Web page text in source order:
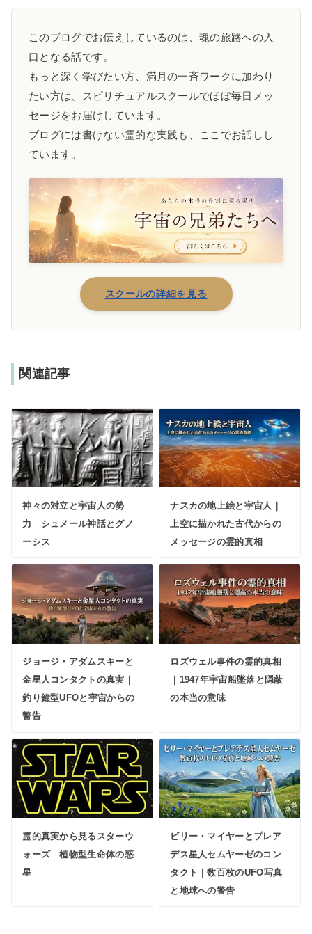
このブログでお伝えしているのは、魂の旅路への入
口となる話です。
もっと深く学びたい方、満月の一斉ワークに加わり
たい方は、スピリチュアルスクールでほぼ毎日メッ
セージをお届けしています。
ブログには書けない霊的な実践も、ここでお話しし
ています。
スクールの詳細を見る
関連記事
神々の対立と宇宙人の勢
力 シュメール神話とグノ
ーシス
ナスカの地上絵と宇宙人｜
上空に描かれた古代からの
メッセージの霊的真相
ジョージ・アダムスキーと
金星人コンタクトの真実｜
釣り鐘型UFOと宇宙からの
警告
ロズウェル事件の霊的真相
｜1947年宇宙船墜落と隠蔽
の本当の意味
霊的真実から見るスターウ
ォーズ 植物型生命体の惑
星
ビリー・マイヤーとプレア
デス星人セムヤーゼのコン
タクト｜数百枚のUFO写真
と地球への警告